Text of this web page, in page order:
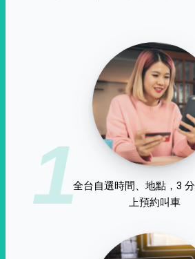
1全台自選時間、地點，3
上預約叫車